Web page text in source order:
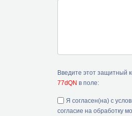
Введите этот защитный
77dQN в поле:
Я согласен(на) с
согласие на обработку